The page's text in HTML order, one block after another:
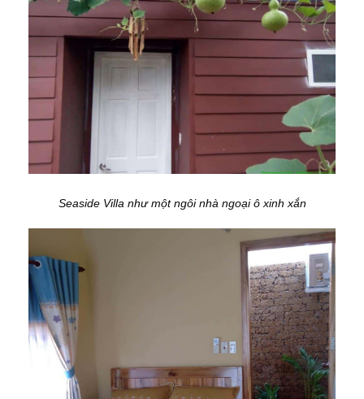
Seaside Villa như một ngôi nhà ngoại ô xinh xắn